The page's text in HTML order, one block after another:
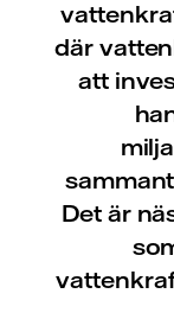
där
att
Det är